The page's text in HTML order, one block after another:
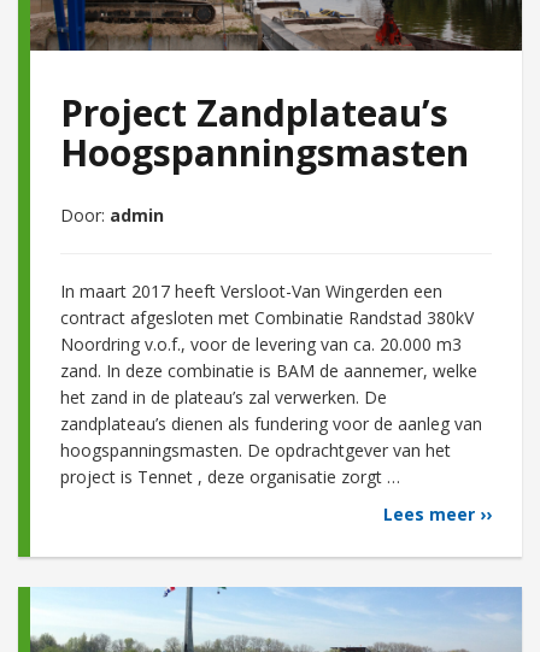
Project Zandplateau’s
Hoogspanningsmasten
Door: admin
In maart 2017 heeft Versloot-Van Wingerden een
contract afgesloten met Combinatie Randstad 380kV
Noordring v.o.f., voor de levering van ca. 20.000 m3
zand. In deze combinatie is BAM de aannemer, welke
het zand in de plateau’s zal verwerken. De
zandplateau’s dienen als fundering voor de aanleg van
hoogspanningsmasten. De opdrachtgever van het
project is Tennet , deze organisatie zorgt …
Lees meer ››